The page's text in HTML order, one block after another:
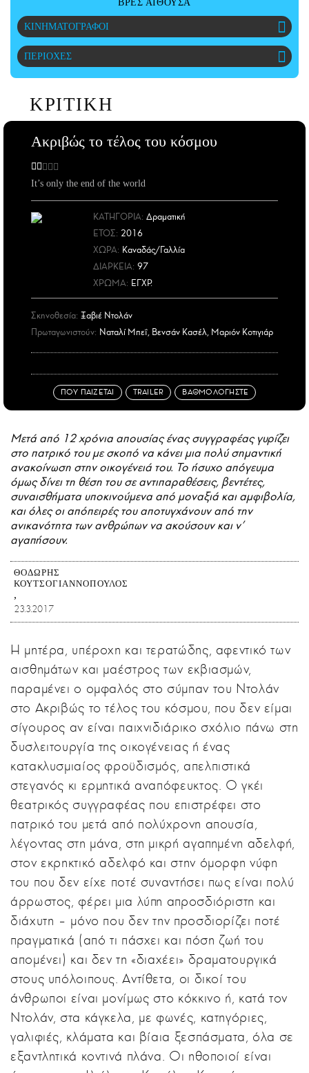
ΑΜΠΑ
PRINT
ΒΡΕΣ ΑΙΘΟΥΣΑ
ΚΙΝΗΜΑΤΟΓΡΑΦΟΙ
ΠΕΡΙΟΧΕΣ
ΚΡΙΤΙΚΗ
Ακριβώς το τέλος του κόσμου
It’s only the end of the world
ΚΑΤΗΓΟΡΙΑ: Δραματική
ΕΤΟΣ: 2016
ΧΩΡΑ: Καναδάς/Γαλλία
ΔΙΑΡΚΕΙΑ: 97
ΧΡΩΜΑ: ΕΓΧΡ.
Σκηνοθεσία: Ξαβιέ Ντολάν
Πρωταγωνιστούν: Ναταλί Μπεΐ, Βενσάν Κασέλ, Μαριόν Κοτιγιάρ
ΠΟΥ ΠΑΙΖΕΤΑΙ TRAILER ΒΑΘΜΟΛΟΓΗΣΤΕ
Μετά από 12 χρόνια απουσίας ένας συγγραφέας γυρίζει
στο πατρικό του με σκοπό να κάνει μια πολύ σημαντική
ανακοίνωση στην οικογένειά του. Το ήσυχο απόγευμα
όμως δίνει τη θέση του σε αντιπαραθέσεις, βεντέτες,
συναισθήματα υποκινούμενα από μοναξιά και αμφιβολία,
και όλες οι απόπειρές του αποτυγχάνουν από την
ανικανότητα των ανθρώπων να ακούσουν και ν’
αγαπήσουν.
ΘΟΔΩΡΉΣ
ΚΟΥΤΣΟΓΙΑΝΝΌΠΟΥΛΟΣ
23.3.2017
Η μητέρα, υπέροχη και τερατώδης, αφεντικό των
αισθημάτων και μαέστρος των εκβιασμών,
παραμένει ο ομφαλός στο σύμπαν του Ντολάν
στο Ακριβώς το τέλος του κόσμου, που δεν είμαι
σίγουρος αν είναι παιχνιδιάρικο σχόλιο πάνω στη
δυσλειτουργία της οικογένειας ή ένας
κατακλυσμιαίος φροϋδισμός, απελπιστικά
στεγανός κι ερμητικά αναπόφευκτος. Ο γκέι
θεατρικός συγγραφέας που επιστρέφει στο
πατρικό του μετά από πολύχρονη απουσία,
λέγοντας στη μάνα, στη μικρή αγαπημένη αδελφή,
στον εκρηκτικό αδελφό και στην όμορφη νύφη
του που δεν είχε ποτέ συναντήσει πως είναι πολύ
άρρωστος, φέρει μια λύπη απροσδιόριστη και
διάχυτη – μόνο που δεν την προσδιορίζει ποτέ
πραγματικά (από τι πάσχει και πόση ζωή του
απομένει) και δεν τη «διαχέει» δραματουργικά
στους υπόλοιπους. Αντίθετα, οι δικοί του
άνθρωποι είναι μονίμως στο κόκκινο ή, κατά τον
Ντολάν, στα κάγκελα, με φωνές, κατηγόριες,
γαλιφιές, κλάματα και βίαια ξεσπάσματα, όλα σε
εξαντλητικά κοντινά πλάνα. Οι ηθοποιοί είναι